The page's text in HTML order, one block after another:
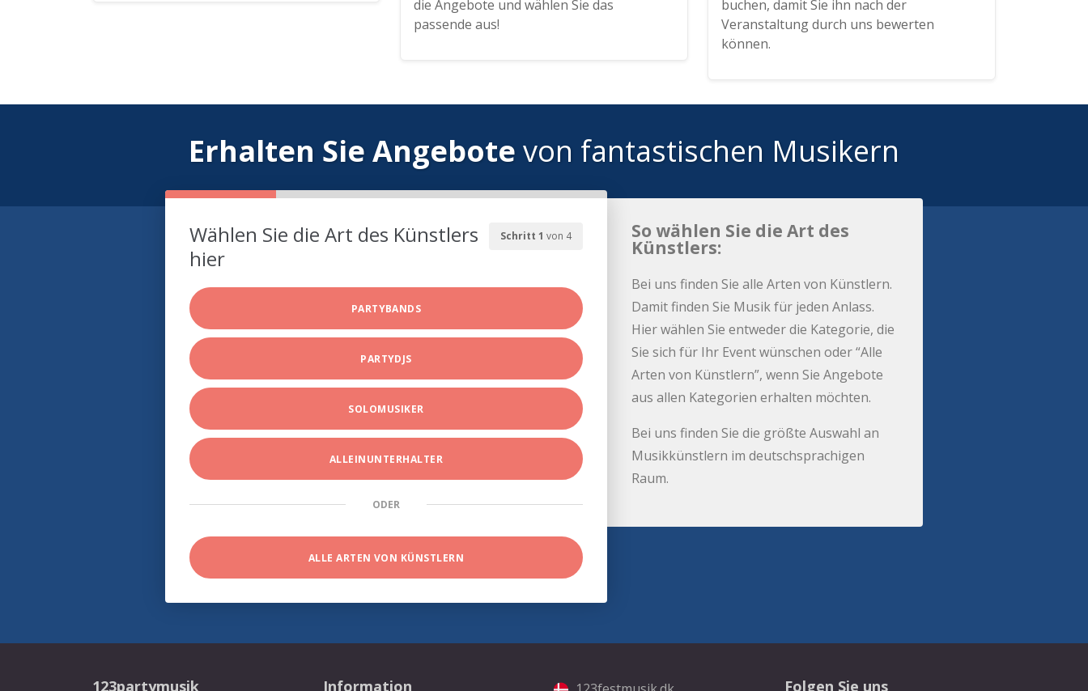
die Angebote und wählen Sie das
passende aus!
buchen, damit Sie ihn nach der
Veranstaltung durch uns bewerten
können.
Erhalten Sie Angebote von fantastischen Musikern
Schritt 1 von 4
Wählen Sie die Art des Künstlers
hier
PARTYBANDS
PARTYDJS
SOLOMUSIKER
ALLEINUNTERHALTER
ODER
ALLE ARTEN VON KÜNSTLERN
So wählen Sie die Art des
Künstlers:
Bei uns finden Sie alle Arten von Künstlern.
Damit finden Sie Musik für jeden Anlass.
Hier wählen Sie entweder die Kategorie, die
Sie sich für Ihr Event wünschen oder “Alle
Arten von Künstlern”, wenn Sie Angebote
aus allen Kategorien erhalten möchten.
Bei uns finden Sie die größte Auswahl an
Musikkünstlern im deutschsprachigen
Raum.
123partymusik Information Folgen Sie uns